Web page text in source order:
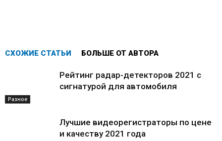
СХОЖИЕ СТАТЬИ БОЛЬШЕ ОТ АВТОРА
Разное
Рейтинг радар-детекторов 2021 с
сигнатурой для автомобиля
Лучшие видеорегистраторы по цене
и качеству 2021 года